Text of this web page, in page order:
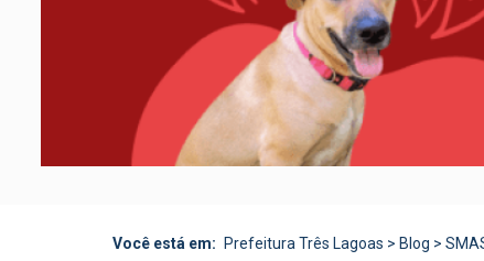
Você está em: Prefeitura Três Lagoas > Blog >